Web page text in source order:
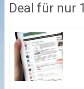
Deal für nur